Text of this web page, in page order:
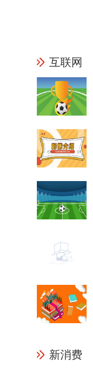
互联网
新消费